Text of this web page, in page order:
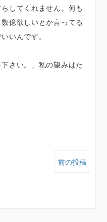
してくれません。何も
億欲しいとか言ってる
いんです。
さい。」私の望みはた
前の投稿